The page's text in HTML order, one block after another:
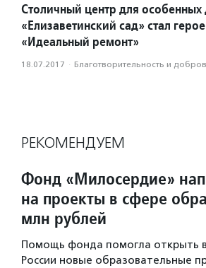
Столичный центр для особенных
«Елизаветинский сад» стал
«Идеальный ремонт»
18.07.2017 · Благотвори­тель­ность и
РЕКОМЕНДУЕМ
Фонд «Милосердие»
на проекты в сфере
млн рублей
Помощь фонда помогла открыть
России новые образовательные